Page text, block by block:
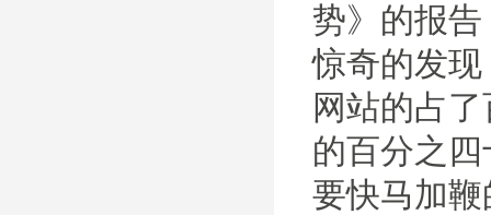
势》的报
惊奇的发
网站的占
的百分之
要快马加